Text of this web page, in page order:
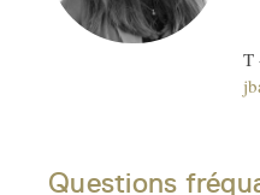
T
Questions